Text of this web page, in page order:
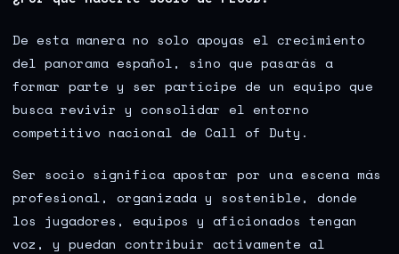
De esta manera no solo apoyas el crecimiento
del panorama español, sino que pasarás a
formar parte y ser partícipe de un equipo que
busca revivir y consolidar el entorno
competitivo nacional de Call of Duty.
Ser socio significa apostar por una escena más
profesional, organizada y sostenible, donde
los jugadores, equipos y aficionados tengan
voz, y puedan contribuir activamente al